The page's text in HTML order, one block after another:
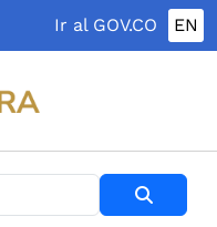
Ir al GOV.CO EN